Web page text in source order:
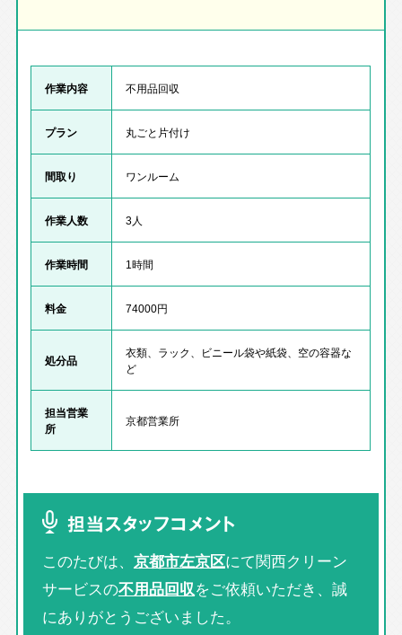
作業内容 不用品回収
プラン 丸ごと片付け
間取り ワンルーム
作業人数 3人
作業時間 1時間
料金 74000円
処分品
衣類、ラック、ビニール袋や紙袋、空の容器な
ど
担当営業
所
京都営業所
担当スタッフコメント
このたびは、 京都市左京区にて関西クリーン
サービスの不用品回収をご依頼いただき、誠
にありがとうございました。